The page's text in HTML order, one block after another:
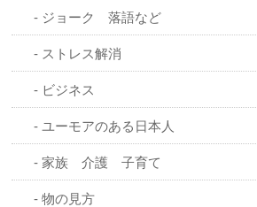
ジョーク 落語など
ストレス解消
ビジネス
ユーモアのある日本人
家族 介護 子育て
物の見方